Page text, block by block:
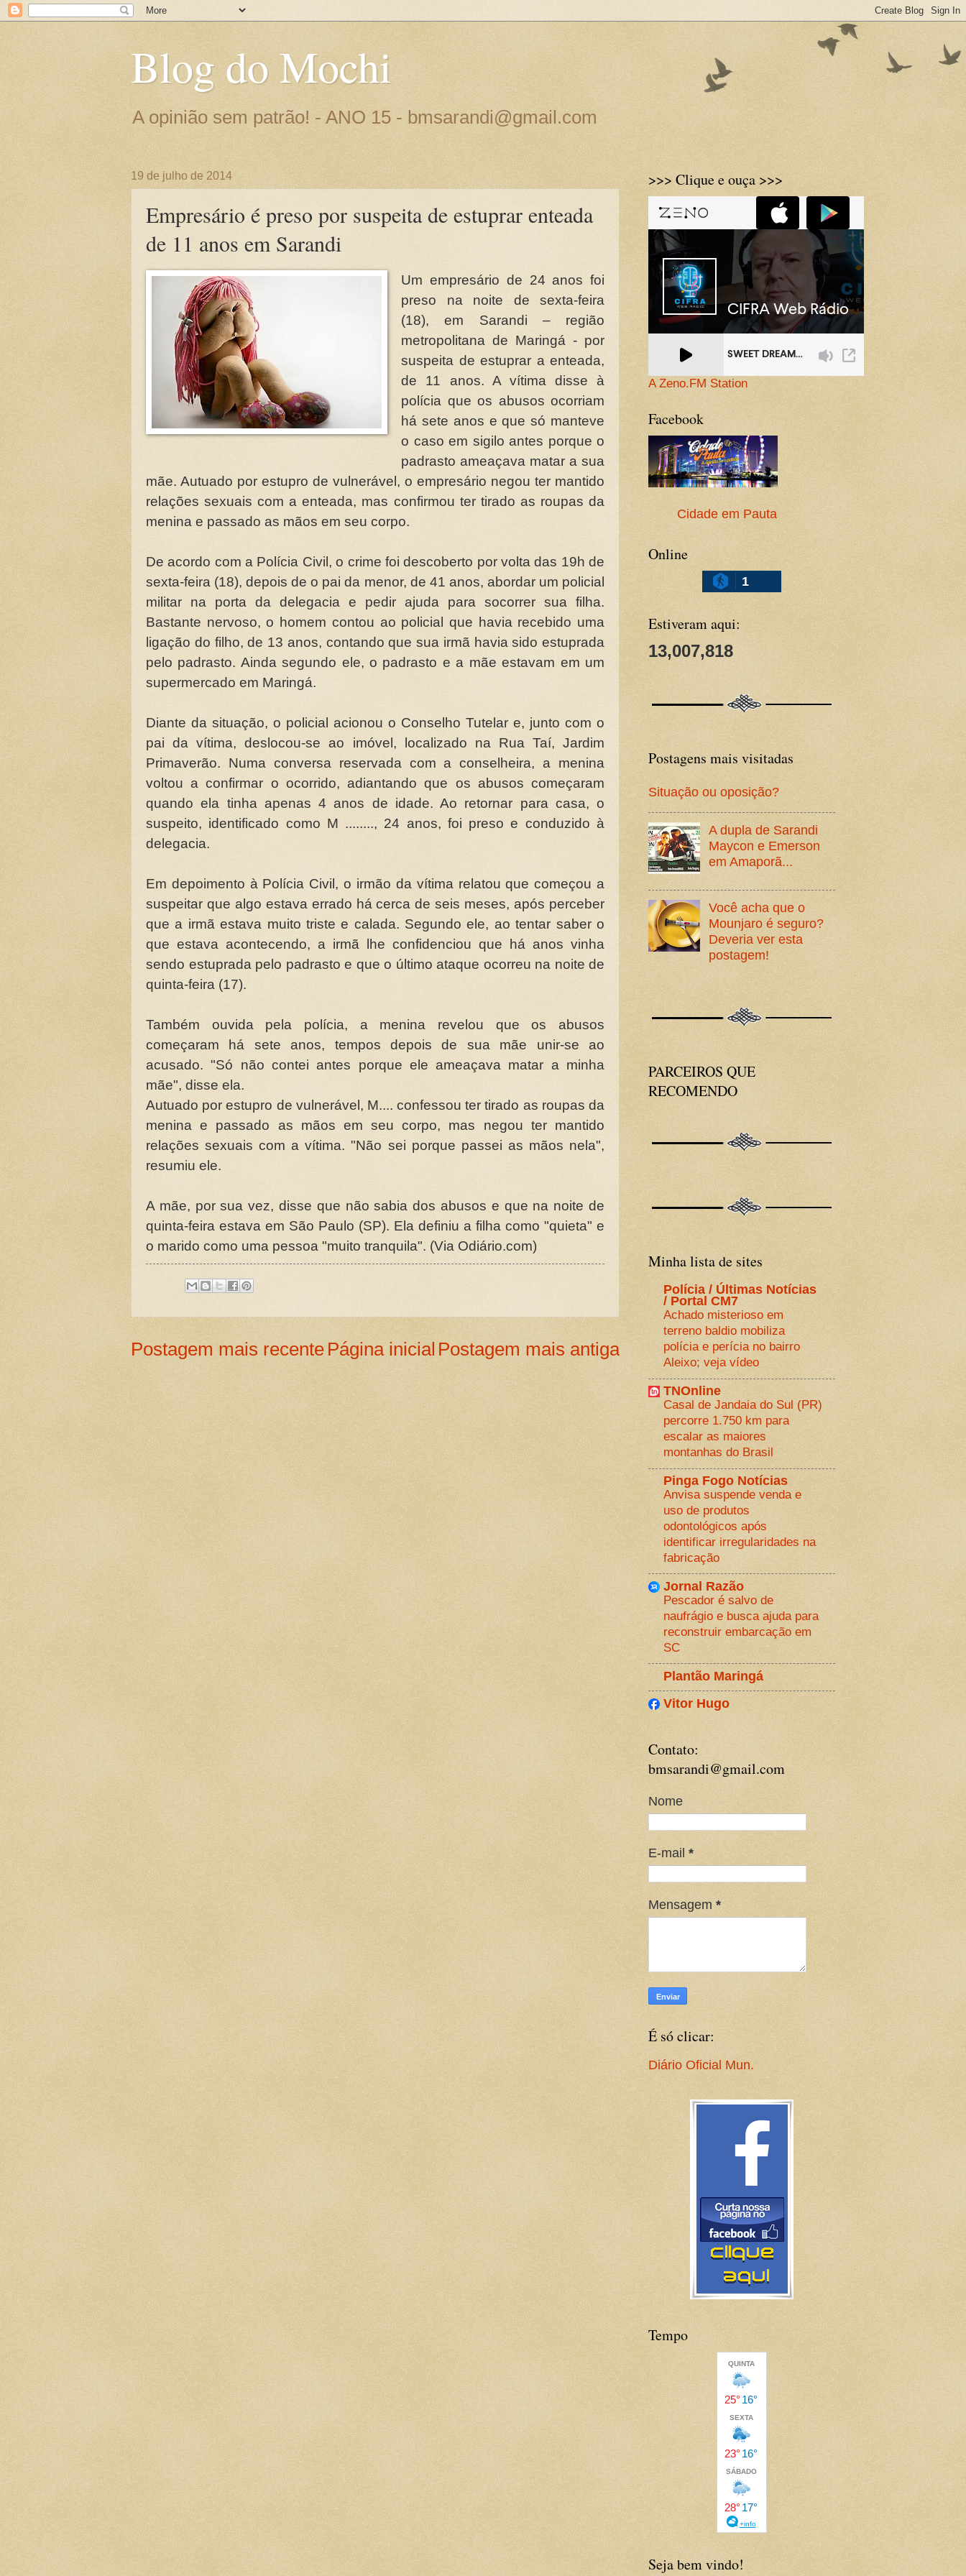
Blog do Mochi
A opinião sem patrão! - ANO 15 - bmsarandi@gmail.com
19 de julho de 2014
Empresário é preso por suspeita de estuprar enteada
de 11 anos em Sarandi
Um empresário de 24 anos foi
preso na noite de sexta-feira
(18), em Sarandi – região
metropolitana de Maringá - por
suspeita de estuprar a enteada,
de 11 anos. A vítima disse à
polícia que os abusos ocorriam
há sete anos e que só manteve
o caso em sigilo antes porque o
padrasto ameaçava matar a sua
mãe. Autuado por estupro de vulnerável, o empresário negou ter mantido
relações sexuais com a enteada, mas confirmou ter tirado as roupas da
menina e passado as mãos em seu corpo.
De acordo com a Polícia Civil, o crime foi descoberto por volta das 19h de
sexta-feira (18), depois de o pai da menor, de 41 anos, abordar um policial
militar na porta da delegacia e pedir ajuda para socorrer sua filha.
Bastante nervoso, o homem contou ao policial que havia recebido uma
ligação do filho, de 13 anos, contando que sua irmã havia sido estuprada
pelo padrasto. Ainda segundo ele, o padrasto e a mãe estavam em um
supermercado em Maringá.
Diante da situação, o policial acionou o Conselho Tutelar e, junto com o
pai da vítima, deslocou-se ao imóvel, localizado na Rua Taí, Jardim
Primaverão. Numa conversa reservada com a conselheira, a menina
voltou a confirmar o ocorrido, adiantando que os abusos começaram
quando ela tinha apenas 4 anos de idade. Ao retornar para casa, o
suspeito, identificado como M ........, 24 anos, foi preso e conduzido à
delegacia.
Em depoimento à Polícia Civil, o irmão da vítima relatou que começou a
suspeitar que algo estava errado há cerca de seis meses, após perceber
que a irmã estava muito triste e calada. Segundo ele, ao tentar saber o
que estava acontecendo, a irmã lhe confidenciou que há anos vinha
sendo estuprada pelo padrasto e que o último ataque ocorreu na noite de
quinta-feira (17).
Também ouvida pela polícia, a menina revelou que os abusos
começaram há sete anos, tempos depois de sua mãe unir-se ao
acusado. "Só não contei antes porque ele ameaçava matar a minha
mãe", disse ela.
Autuado por estupro de vulnerável, M.... confessou ter tirado as roupas da
menina e passado as mãos em seu corpo, mas negou ter mantido
relações sexuais com a vítima. "Não sei porque passei as mãos nela",
resumiu ele.
A mãe, por sua vez, disse que não sabia dos abusos e que na noite de
quinta-feira estava em São Paulo (SP). Ela definiu a filha como "quieta" e
o marido como uma pessoa "muito tranquila". (Via Odiário.com)
Postagem mais recente Postagem mais antiga
Página inicial
>>> Clique e ouça >>>
A Zeno.FM Station
Facebook
Cidade em Pauta
Online
1
Estiveram aqui:
13,007,818
Postagens mais visitadas
Situação ou oposição?
A dupla de Sarandi
Maycon e Emerson
em Amaporã...
Você acha que o
Mounjaro é seguro?
Deveria ver esta
postagem!
PARCEIROS QUE
RECOMENDO
Minha lista de sites
Polícia / Últimas Notícias
/ Portal CM7
Achado misterioso em
terreno baldio mobiliza
polícia e perícia no bairro
Aleixo; veja vídeo
TNOnline
Casal de Jandaia do Sul (PR)
percorre 1.750 km para
escalar as maiores
montanhas do Brasil
Pinga Fogo Notícias
Anvisa suspende venda e
uso de produtos
odontológicos após
identificar irregularidades na
fabricação
Jornal Razão
Pescador é salvo de
naufrágio e busca ajuda para
reconstruir embarcação em
SC
Plantão Maringá
Vitor Hugo
Contato:
bmsarandi@gmail.com
Nome
E-mail *
Mensagem *
É só clicar:
Diário Oficial Mun.
Tempo
Seja bem vindo!